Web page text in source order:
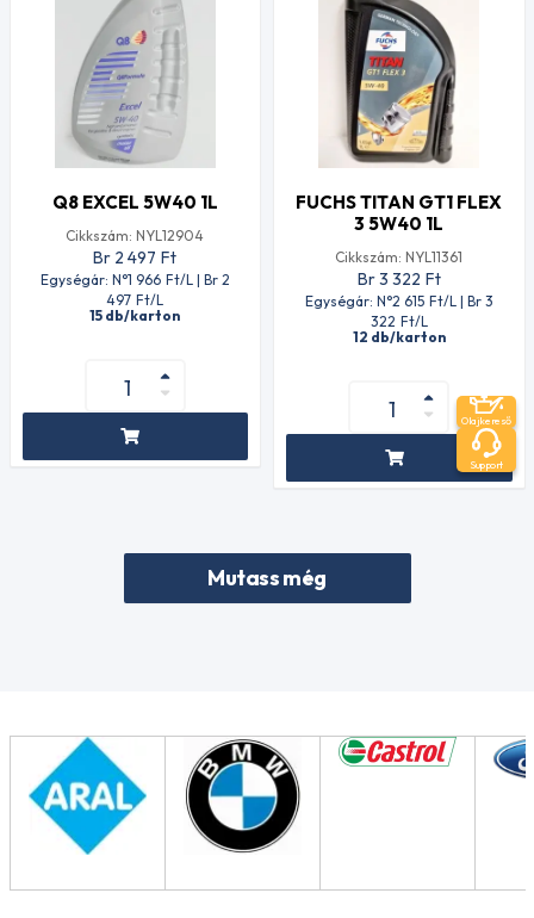
Q8 EXCEL 5W40 1L
Cikkszám: NYL12904
Br 2 497 Ft
Egységár: N°1 966 Ft/L | Br 2
497 Ft/L
15 db/karton
FUCHS TITAN GT1 FLEX
3 5W40 1L
Cikkszám: NYL11361
Br 3 322 Ft
Egységár: N°2 615 Ft/L | Br 3
322 Ft/L
12 db/karton
Mutass még
Olajkereső
Support